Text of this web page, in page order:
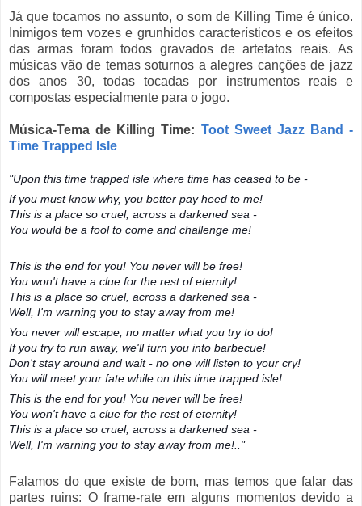
Já que tocamos no assunto, o som de Killing Time é único.
Inimigos tem vozes e grunhidos característicos e os efeitos
das armas foram todos gravados de artefatos reais. As
músicas vão de temas soturnos a alegres canções de jazz
dos anos 30, todas tocadas por instrumentos reais e
compostas especialmente para o jogo.
Música-Tema de Killing Time: Toot Sweet Jazz Band -
Time Trapped Isle
"Upon this time trapped isle where time has ceased to be -
If you must know why, you better pay heed to me!
This is a place so cruel, across a darkened sea -
You would be a fool to come and challenge me!
This is the end for you! You never will be free!
You won't have a clue for the rest of eternity!
This is a place so cruel, across a darkened sea -
Well, I'm warning you to stay away from me!
You never will escape, no matter what you try to do!
If you try to run away, we'll turn you into barbecue!
Don't stay around and wait - no one will listen to your cry!
You will meet your fate while on this time trapped isle!..
This is the end for you! You never will be free!
You won't have a clue for the rest of eternity!
This is a place so cruel, across a darkened sea -
Well, I'm warning you to stay away from me!.."
Falamos do que existe de bom, mas temos que falar das
partes ruins: O frame-rate em alguns momentos devido a